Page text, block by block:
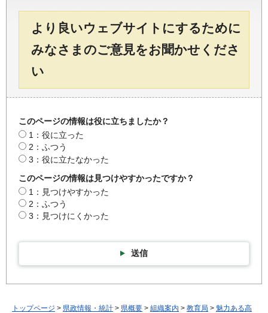
より良いウェブサイトにするために
みなさまのご意見をお聞かせくださ
い
このページの情報は役に立ちましたか？
1：役に立った
2：ふつう
3：役に立たなかった
このページの情報は見つけやすかったですか？
1：見つけやすかった
2：ふつう
3：見つけにくかった
送信
トップページ > 県政情報・統計 > 県概要 > 組織案内 > 教育局 > 魅力ある高